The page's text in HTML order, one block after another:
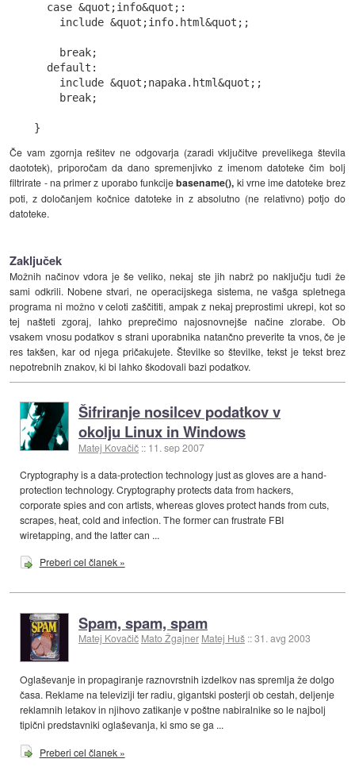
  case &quot;info&quot;:
    include &quot;info.html&quot;;
    break;
  default:
    include &quot;napaka.html&quot;;
    break;
}
Če vam zgornja rešitev ne odgovarja (zaradi vključitve prevelikega števila
daototek), priporočam da dano spremenjivko z imenom datoteke čim bolj
filtrirate - na primer z uporabo funkcijebasename(), ki vrne ime datoteke brez
poti, z določanjem kočnice datoteke in z absolutno (ne relativno) potjo do
datoteke.
Zaključek
Možnih načinov vdora je še veliko, nekaj ste jih nabrž po naključju tudi že
sami odkrili. Nobene stvari, ne operacijskega sistema, ne vašga spletnega
programa ni možno v celoti zaščititi, ampak z nekaj preprostimi ukrepi, kot so
tej našteti zgoraj, lahko preprečimo najosnovnejše načine zlorabe. Ob
vsakem vnosu podatkov s strani uporabnika natančno preverite ta vnos, če je
res takšen, kar od njega pričakujete. Številke so številke, tekst je tekst brez
nepotrebnih znakov, ki bi lahko škodovali bazi podatkov.
Šifriranje nosilcev podatkov v
okolju Linux in Windows
Matej Kovačič :: 11. sep 2007
Cryptography is a data-protection technology just as gloves are a hand-
protection technology. Cryptography protects data from hackers,
corporate spies and con artists, whereas gloves protect hands from cuts,
scrapes, heat, cold and infection. The former can frustrate FBI
wiretapping, and the latter can ...
Preberi cel članek »
Spam, spam, spam
Matej Kovačič Mato Žgajner Matej Huš ::31. avg 2003
Oglaševanje in propagiranje raznovrstnih izdelkov nas spremlja že dolgo
časa. Reklame na televiziji ter radiu, gigantski posterji ob cestah, deljenje
reklamnih letakov in njihovo zatikanje v poštne nabiralnike so le najbolj
tipični predstavniki oglaševanja, ki smo se ga ...
Preberi cel članek »